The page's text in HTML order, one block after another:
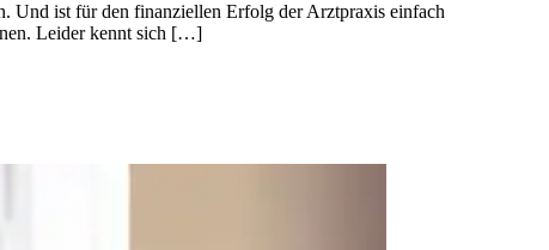
Und ist für den finanziellen Erfolg der Arztpraxis einfach
Leider kennt sich […]